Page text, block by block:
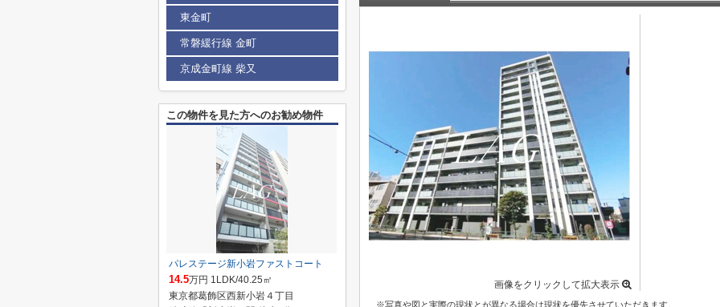
画像をクリックして拡大表示
※写真や図と実際の現状とが異なる場合は現状を優先させていただきます。
東金町
常磐緩行線 金町
京成金町線 柴又
この物件を見た方へのお勧め物件
パレステージ新小岩ファストコート
14.5万円 1LDK/40.25㎡
東京都葛飾区西新小岩４丁目